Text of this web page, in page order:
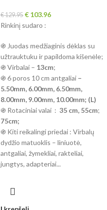
€129.95 € 103.96
Rinkinį sudaro :
֍ Juodas medžiaginis dėklas su
užtrauktuku ir papildoma kišenėle;
֍ Virbalai – 13cm;
֍ 6 poros 10 cm antgaliai –
5.50mm, 6.00mm, 6.50mm,
8.00mm, 9.00mm, 10.00mm; (L)
֍ Rotaciniai valai : 35 cm, 55cm;
75cm;
֍ Kiti reikalingi priedai : Virbalų
dydžio matuoklis – liniuotė,
antgaliai, žymekliai, rakteliai,
jungtys, adapteriai...